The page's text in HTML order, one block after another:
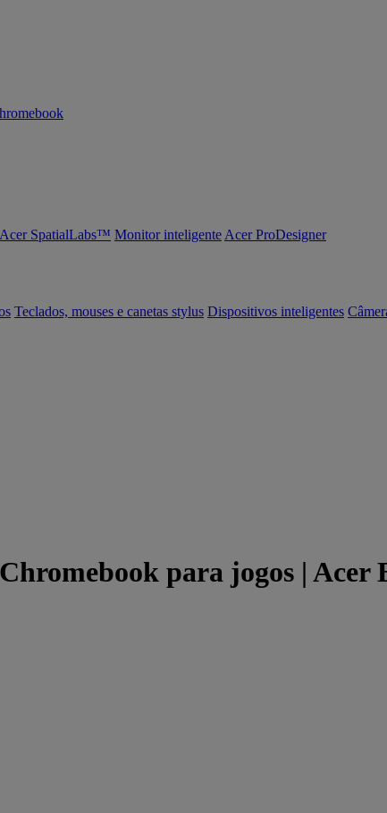
Acer SpatialLabs™ Monitor inteligente Acer ProDesigner
Teclados, mouses e canetas stylus Dispositivos inteligentes
para jogos | Acer